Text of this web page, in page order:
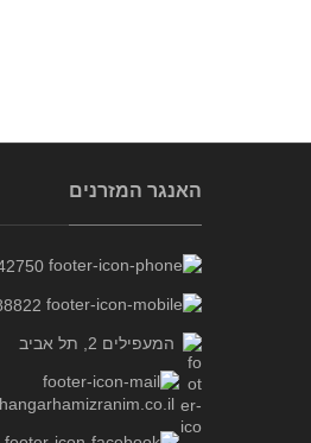
האנגר המזרנים
המעפילים 2, תל אביב